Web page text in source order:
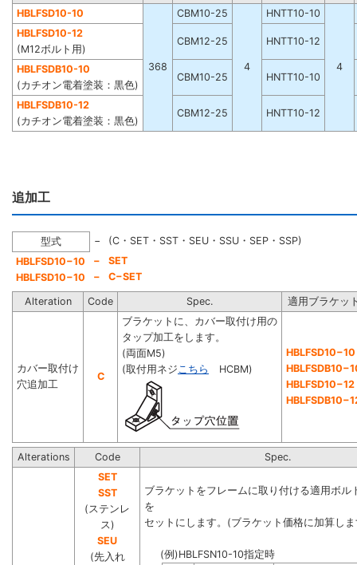
HBLFSD10-10
368
CBM10-25
4
HNTT10-10
4
HBLFSD10-12
(M12ボルト用)
CBM12-25 HNTT10-12
HBLFSDB10-10
(カチオン電着塗装：黒色)
CBM10-25 HNTT10-10
HBLFSDB10-12
(カチオン電着塗装：黒色)
CBM12-25 HNTT10-12
追加工
型式 −
(C・SET・SST・SEU・SSU・SEP・SSP)
HBLFSD10−10
HBLFSD10−10
−
−
SET
C−SET
Alteration Code Spec. 適用ブラケッ
カバー取付け
穴追加工
C
ブラケットに、カバー取付け用の
タップ加工をします。
(両面M5)
(取付用ネジ こちら HCBM)
HBLFSD10−10
HBLFSD10−12
Alterations Code Spec.
SET
SST
(ステンレ
ス)
SEU
(先入れ
ブラケットをフレームに取り付ける適用ボル
を
セットにします。(ブラケット価格に加算し
(例)HBLFSN10-10指定時